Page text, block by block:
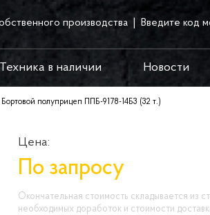
производства Введите код
Техника в наличии Новости
Бортовой полуприцеп ППБ-9178-14Б3 (32 т.)
Цена:
По запросу
Окончательная стоимость складывается из
необходимых доработок и стоимости